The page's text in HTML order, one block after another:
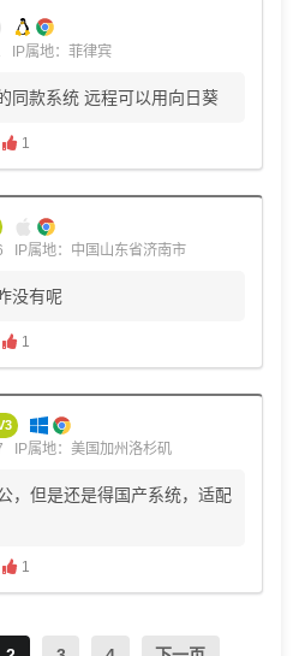
IP属地：菲律宾
同款系统 远程可以用向日葵
1
IP属地：中国山东省济南市
没有呢
1
IP属地：美国加州洛杉矶
，但是还是得国产系统，适配
1